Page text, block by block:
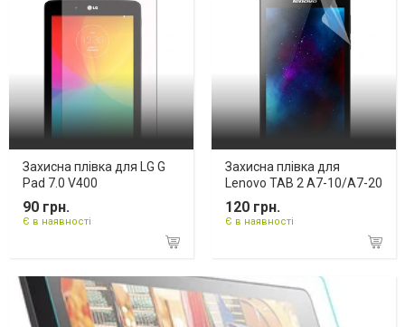
Захисна плівка для LG G
Pad 7.0 V400
90 грн.
Є в наявності
Захисна плівка для
Lenovo TAB 2 A7-10/A7-20
120 грн.
Є в наявності